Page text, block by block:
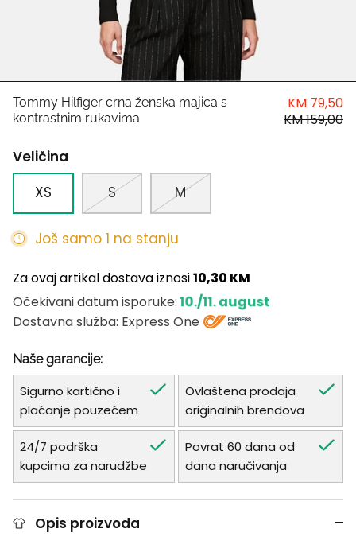
Antony Morato
LIU JO
Harvard
Tommy Hilfiger crna ženska majica s
kontrastnim rukavima
KM 79,50
KM 159,00
Veličina
XS
S M
Još samo 1 na stanju
Za ovaj artikal dostava iznosi10,30 KM
Očekivani datum isporuke: 10./11. august
Dostavna služba: Express One
Naše garancije:
Sigurno kartično i
plaćanje pouzećem
Ovlaštena prodaja
originalnih brendova
24/7 podrška
kupcima za narudžbe
Povrat 60 dana od
dana naručivanja
Opis proizvoda